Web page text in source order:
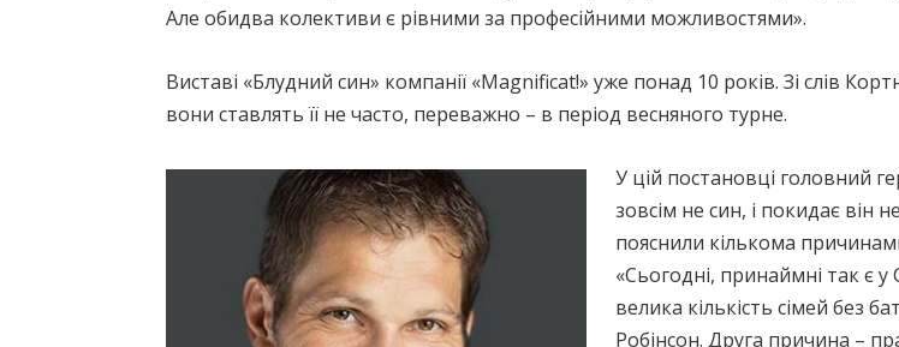
Але обидва колективи є рівними за професійними можливостями».
Виставі «Блудний син» компанії «Magnificat!» уже понад 10 років. Зі слів
вони ставлять її не часто, переважно – в період весняного турне.
У цій постановці головний
зовсім не син, і покидає він
пояснили кількома
«Сьогодні, принаймні так є
велика кількість сімей без
Робінсон. Друга причина –